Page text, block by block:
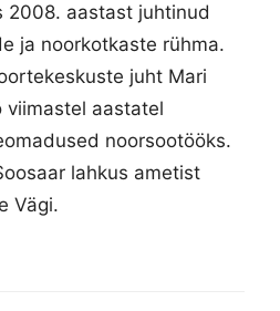
2008. aastast juhtinud
ja noorkotkaste rühma.
juht Mari
viimastel aastatel
noorsootööks.
lahkus ametist
Vägi.